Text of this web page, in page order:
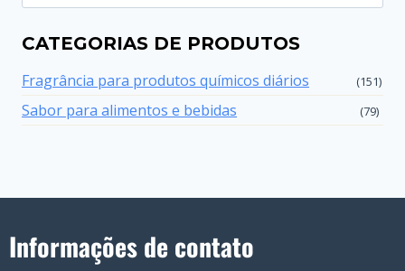
CATEGORIAS DE PRODUTOS
Fragrância para produtos químicos diários (151)
Sabor para alimentos e bebidas (79)
Informações de contato